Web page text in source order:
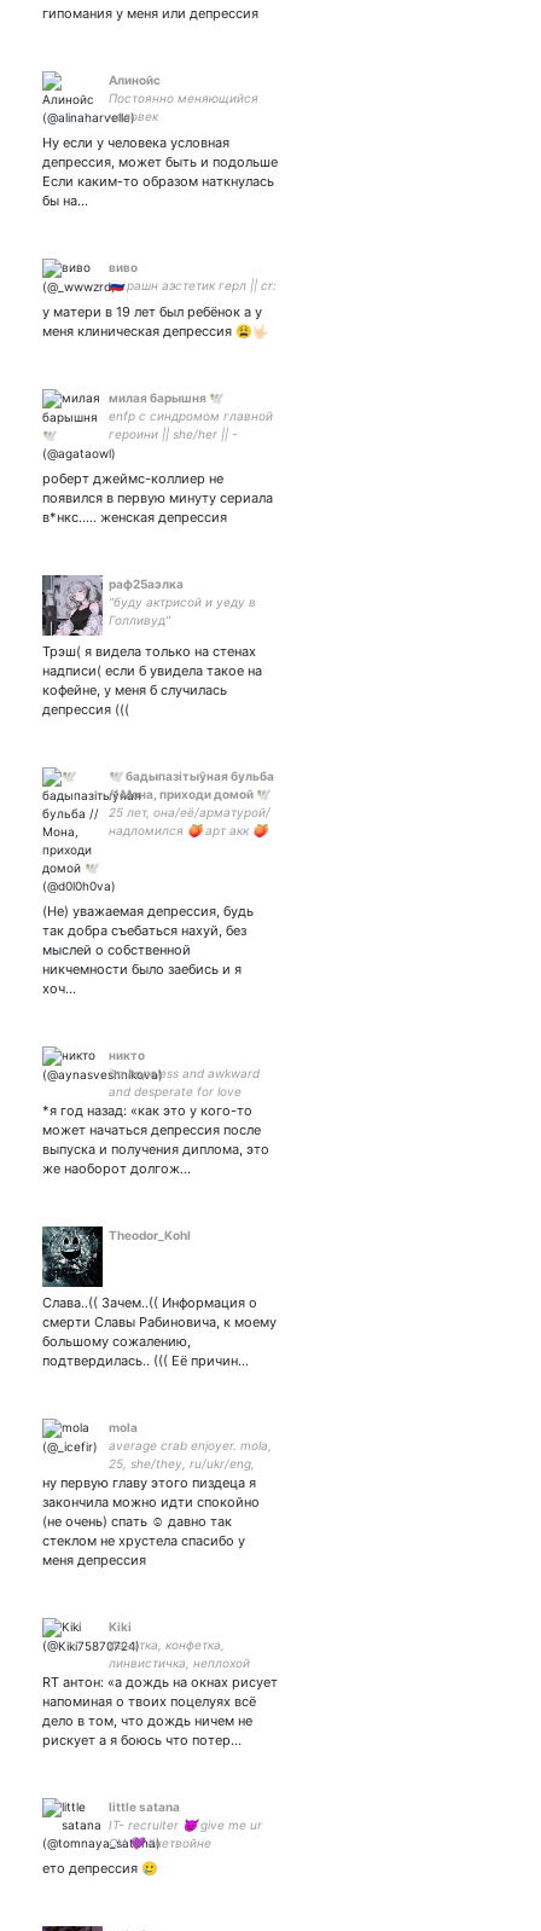
are my own. - art acc
гипомания у меня или депрессия
Алинойс
Постоянно меняющийся
человек
Ну если у человека условная
депрессия, может быть и подольше
Если каким-то образом наткнулась
бы на…
виво
🇷🇺 рашн аэстетик герл || cr:
у матери в 19 лет был ребёнок а у
меня клиническая депрессия 😩🤟🏻
милая барышня 🕊️
enfp с синдромом главной
героини || she/her || -
закрытка
роберт джеймс-коллиер не
появился в первую минуту сериала
в*нкс..... женская депрессия
раф25аэлка
"буду актрисой и уеду в
Голливуд"
Трэш( я видела только на стенах
надписи( если б увидела такое на
кофейне, у меня б случилась
депрессия (((
🕊 бадыпазітыўная бульба
// Мона, приходи домой 🕊
25 лет, она/её/арматурой/
надломился 🍑 арт акк 🍑
Америка - 57 и 40, Европа
(Не) уважаемая депрессия, будь
так добра съебаться нахуй, без
мыслей о собственной
никчемности было заебись и я
хоч…
никто
i'm hopeless and awkward
and desperate for love
*я год назад: «как это у кого-то
может начаться депрессия после
выпуска и получения диплома, это
же наоборот долгож…
Theodor_Kohl
Слава..(( Зачем..(( Информация о
смерти Славы Рабиновича, к моему
большому сожалению,
подтвердилась.. ((( Еë причин…
mola
average crab enjoyer. mola,
25, she/they, ru/ukr/eng,
header
ну первую главу этого пиздеца я
закончила можно идти спокойно
(не очень) спать ☺️ давно так
стеклом не хрустела спасибо у
меня депрессия
Kiki
фанатка, конфетка,
линвистичка, неплохой
человечек
RT антон: «а дождь на окнах рисует
напоминая о твоих поцелуях всё
дело в том, что дождь ничем не
рискует а я боюсь что потер…
little satana
IT- recruiter 😈 give me ur
CV 💜 #нетвойне
Собеседую разрабов,
люблю эстетику.
ето депрессия 🥲